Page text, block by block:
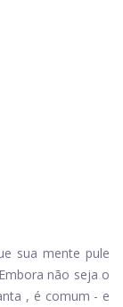
sua mente pule
não seja o
, é comum - e